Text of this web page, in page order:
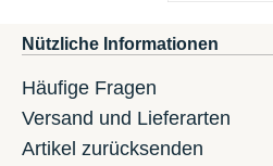
Nützliche Informationen
Häufige Fragen
Versand und Lieferarten
Artikel zurücksenden